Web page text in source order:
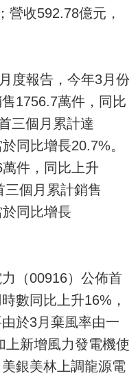
營收592.78億元，
度報告，今年3月份
1756.7萬件，同比
三個月累計達
同比增長20.7%。
件，同比上升
三個月累計銷售
同比增長
（00916）公佈首
數同比上升16%，
於3月棄風率由一
上新增風力發電機使
銀美林上調龍源電